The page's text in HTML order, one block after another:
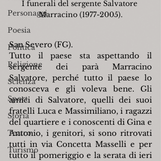
Personaggi
Poesia
Politica
Religione
Scienza
Sport
Storia
Teatro
Turismo
I funerali del sergente Salvatore
Marracino (1977-2005).
San Severo (FG).
Tutto il paese sta aspettando il
sergente dei parà Marracino
Salvatore, perché tutto il paese lo
conosceva e gli voleva bene. Gli
amici di Salvatore, quelli dei suoi
fratelli Luca e Massimiliano, i ragazzi
del quartiere e i conoscenti di Gina e
Antonio, i genitori, si sono ritrovati
tutti in via Concetta Masselli e per
tutto il pomeriggio e la serata di ieri